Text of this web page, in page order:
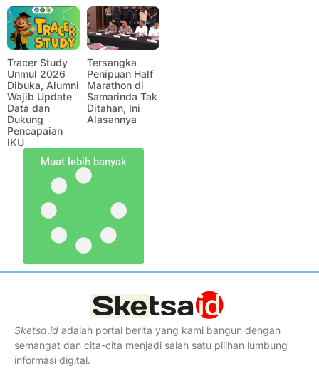
Tracer Study
Unmul 2026
Dibuka, Alumni
Wajib Update
Data dan
Dukung
Pencapaian
IKU
Tersangka
Penipuan Half
Marathon di
Samarinda Tak
Ditahan, Ini
Alasannya
Muat lebih banyak
Sketsa.id adalah portal berita yang kami bangun dengan
semangat dan cita-cita menjadi salah satu pilihan lumbung
informasi digital.